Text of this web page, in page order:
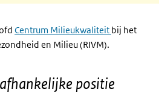
Centrum Milieukwaliteit bij het
en Milieu (RIVM).
positie